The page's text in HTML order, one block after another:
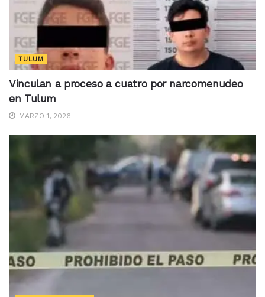
TULUM
Vinculan a proceso a cuatro por narcomenudeo
en Tulum
MARZO 1, 2026